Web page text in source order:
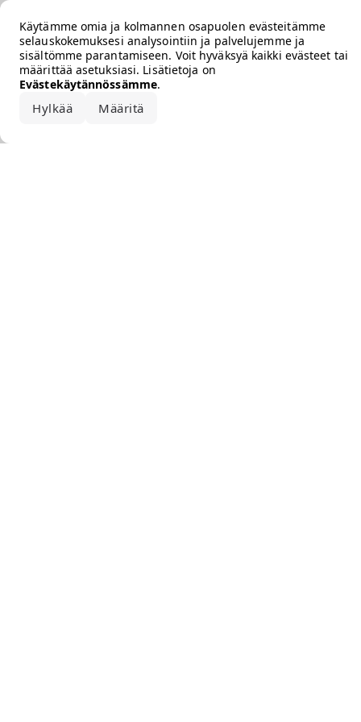
Käytämme omia ja kolmannen osapuolen evästeitämme
selauskokemuksesi analysointiin ja palvelujemme ja
sisältömme parantamiseen. Voit hyväksyä kaikki evästeet tai
määrittää asetuksiasi. Lisätietoja on
Evästekäytännössämme.
Hylkää Määritä
Error loading the brand